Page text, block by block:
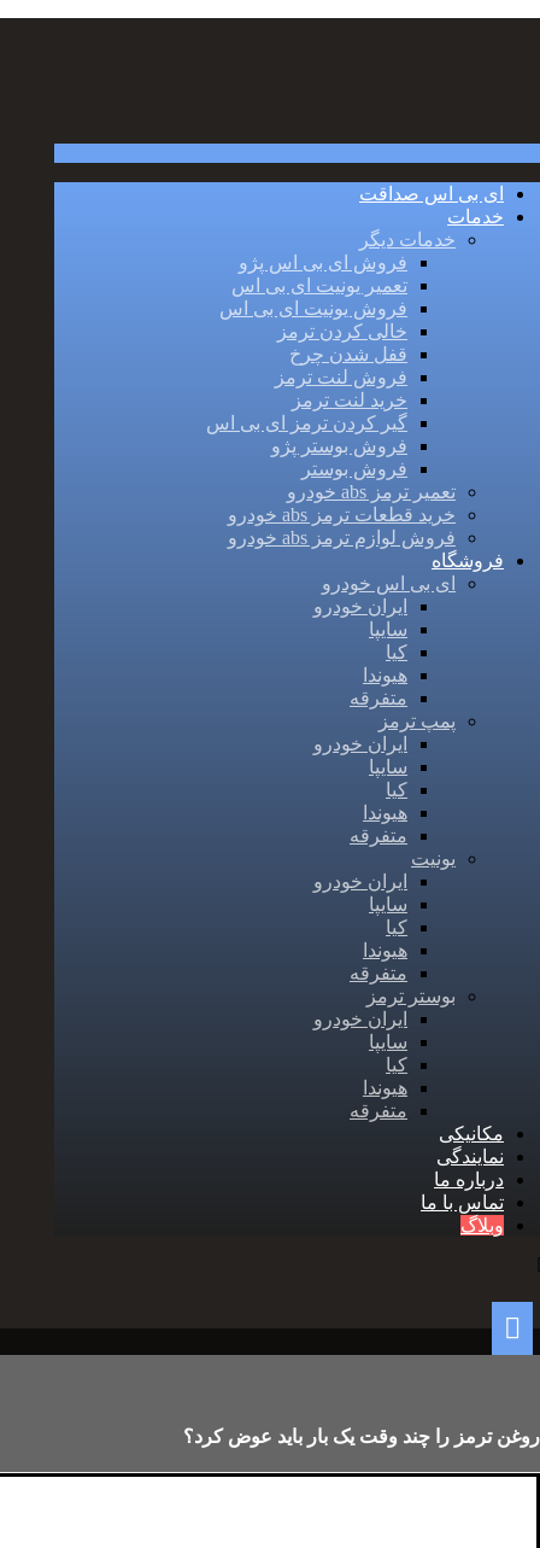
ای بی اس صداقت
خدمات
خدمات دیگر
فروش ای بی اس پژو
تعمیر یونیت ای بی اس
فروش یونیت ای بی اس
خالی کردن ترمز
قفل شدن چرخ
فروش لنت ترمز
خرید لنت ترمز
گیر کردن ترمز ای بی اس
فروش بوستر پژو
فروش بوستر
تعمیر ترمز abs خودرو
خرید قطعات ترمز abs خودرو
فروش لوازم ترمز abs خودرو
فروشگاه
ای بی اس خودرو
ایران خودرو
سایپا
کیا
هیوندا
متفرقه
پمپ ترمز
ایران خودرو
سایپا
کیا
هیوندا
متفرقه
یونیت
ایران خودرو
سایپا
کیا
هیوندا
متفرقه
بوستر ترمز
ایران خودرو
سایپا
کیا
هیوندا
متفرقه
مکانیکی
نمایندگی
درباره ما
تماس با ما
وبلاگ
روغن ترمز را چند وقت یک بار باید عوض کرد؟